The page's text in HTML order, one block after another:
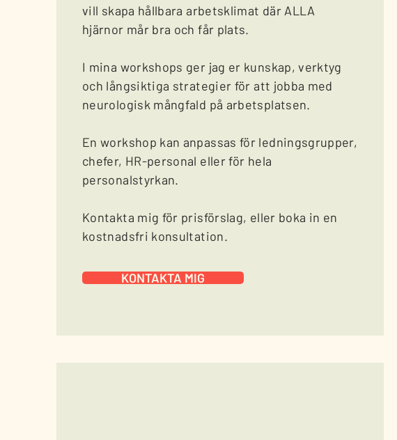
vill skapa hållbara arbetsklimat där ALLA
hjärnor mår bra och får plats.
I mina workshops ger jag er kunskap, verktyg
och långsiktiga strategier för att jobba med
neurologisk mångfald på arbetsplatsen.
En workshop kan anpassas för ledningsgrupper,
chefer, HR-personal eller för hela
personalstyrkan.
Kontakta mig för prisförslag, eller boka in en
kostnadsfri konsultation.
KONTAKTA MIG